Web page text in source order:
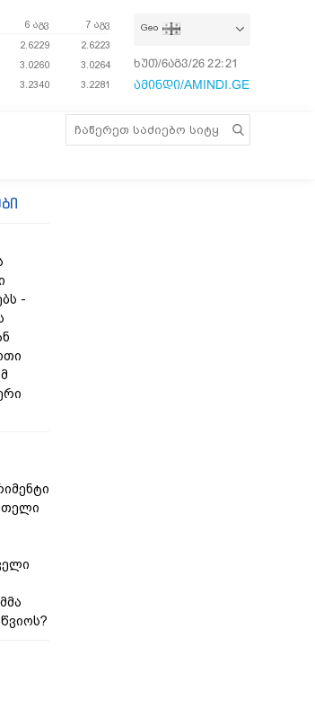
6 აგვ
7 აგვ
2.6229
2.6223
3.0260
3.0264
3.2340 3.2281
Geo
ხუთ/6აგვ/26 22:21:37
ამინდი/AMINDI.GE
-